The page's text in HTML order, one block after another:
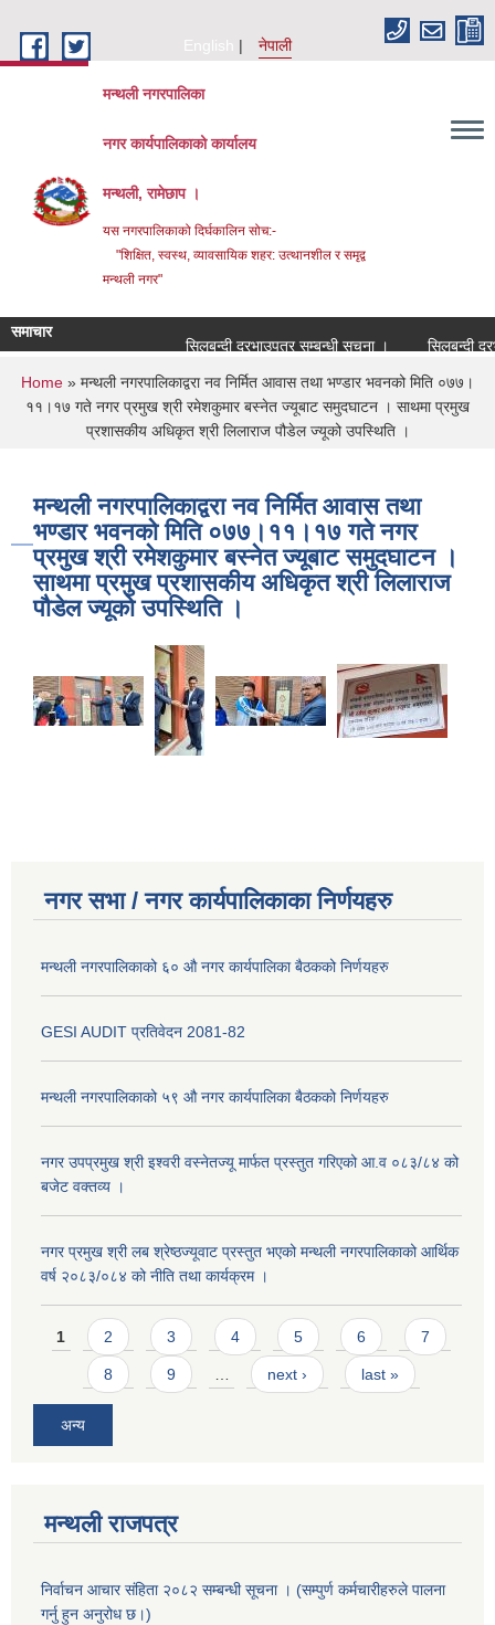
English
नेपाली
मन्थली नगरपालिका
नगर कार्यपालिकाको कार्यालय
मन्थली, रामेछाप ।
यस नगरपालिकाको दिर्घकालिन सोच:-
"शिक्षित, स्वस्थ, व्यावसायिक शहर: उत्थानशील र समृद्व
मन्थली नगर"
समाचार
सिलबन्दी दरभाउपत्र सम्बन्धी सूचना ।
सिलबन्दी
You are here
Home » मन्थली नगरपालिकाद्वरा नव निर्मित आवास तथा भण्डार भवनको मिति ०७७।
११।१७ गते नगर प्रमुख श्री रमेशकुमार बस्नेत ज्यूबाट समुदघाटन । साथमा प्रमुख
प्रशासकीय अधिकृत श्री लिलाराज पौडेल ज्यूको उपस्थिति ।
मन्थली नगरपालिकाद्वरा नव निर्मित आवास तथा
भण्डार भवनको मिति ०७७।११।१७ गते नगर
प्रमुख श्री रमेशकुमार बस्नेत ज्यूबाट समुदघाटन ।
साथमा प्रमुख प्रशासकीय अधिकृत श्री लिलाराज
पौडेल ज्यूको उपस्थिति ।
नगर सभा / नगर कार्यपालिकाका निर्णयहरु
मन्थली नगरपालिकाको ६० औ नगर कार्यपालिका बैठकको निर्णयहरु
GESI AUDIT प्रतिवेदन 2081-82
मन्थली नगरपालिकाको ५९ औ नगर कार्यपालिका बैठकको निर्णयहरु
नगर उपप्रमुख श्री इश्वरी वस्नेतज्यू मार्फत प्रस्तुत गरिएको आ.व ०८३/८४ को
बजेट वक्तव्य ।
नगर प्रमुख श्री लब श्रेष्ठज्यूवाट प्रस्तुत भएको मन्थली नगरपालिकाको आर्थिक
वर्ष २०८३/०८४ को नीति तथा कार्यक्रम ।
Pages
1 2 3 4 5 6 7
8 9 next › last »
अन्य
मन्थली राजपत्र
निर्वाचन आचार संहिता २०८२ सम्बन्धी सूचना । (सम्पुर्ण कर्मचारीहरुले पालना
गर्नु हुन अनुरोध छ।)